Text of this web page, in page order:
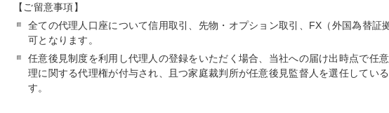
【ご留意事項】
全ての代理人口座について信用取引、先物・オプション取引、FX（外国為替証
可となります。
任意後見制度を利用し代理人の登録をいただく場合、当社への届け出時点で任
理に関する代理権が付与され、且つ家庭裁判所が任意後見監督人を選任してい
す。